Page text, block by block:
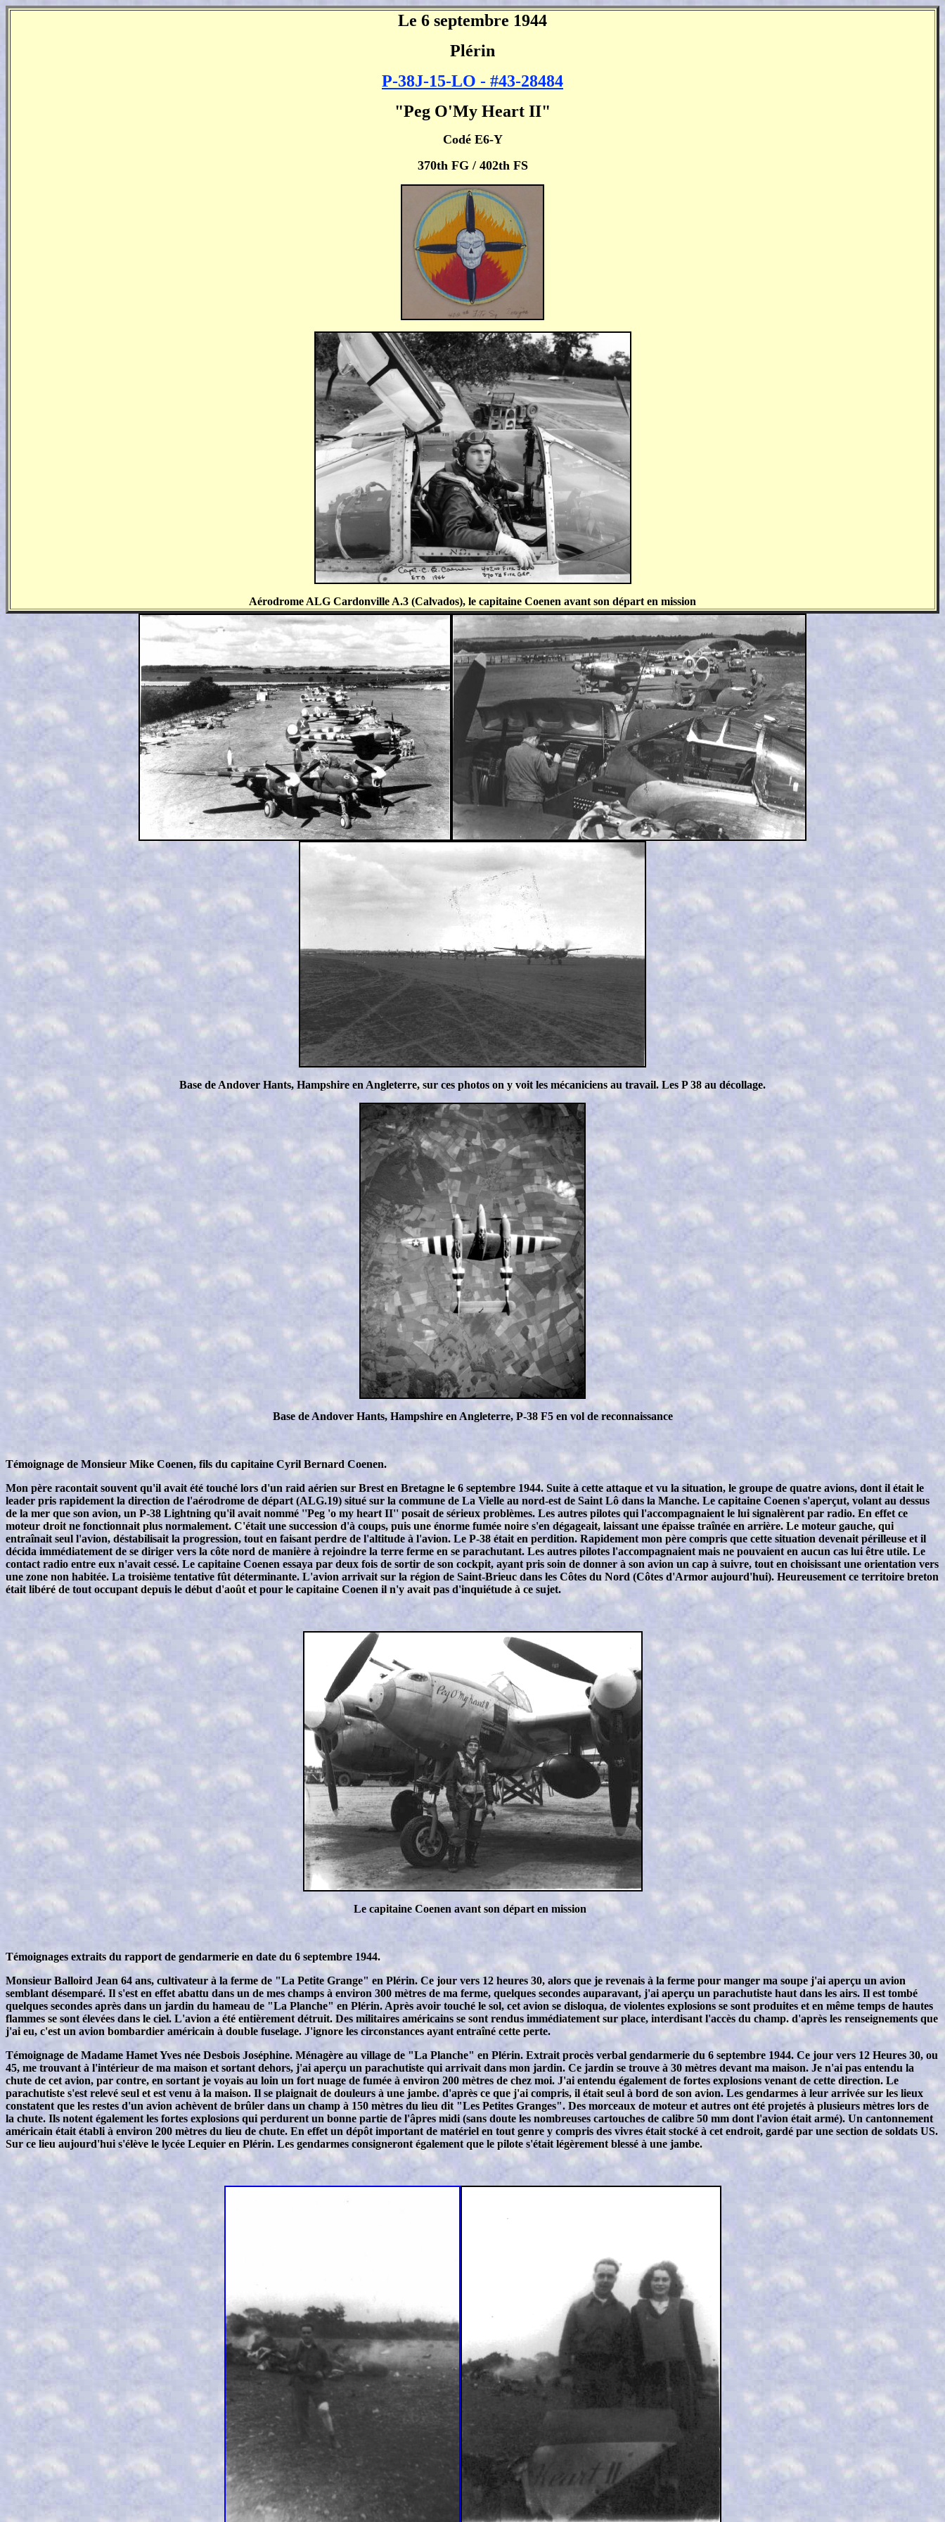
Le 6 septembre 1944
Plérin
P-38J-15-LO - #43-28484
"Peg O'My Heart II"
Codé E6-Y
370th FG / 402th FS
Aérodrome ALG Cardonville A.3 (Calvados), le capitaine Coenen avant son départ en mission
Base de Andover Hants, Hampshire en Angleterre, sur ces photos on y voit les mécaniciens au travail. Les P 38 au décollage.
Base de Andover Hants, Hampshire en Angleterre, P-38 F5 en vol de reconnaissance
Témoignage de Monsieur Mike Coenen, fils du capitaine Cyril Bernard Coenen.
Mon père racontait souvent qu'il avait été touché lors d'un raid aérien sur Brest en Bretagne le 6 septembre 1944. Suite à cette attaque et vu la situation, le groupe de quatre avions, dont il était le
leader pris rapidement la direction de l'aérodrome de départ (ALG.19) situé sur la commune de La Vielle au nord-est de Saint Lô dans la Manche. Le capitaine Coenen s'aperçut, volant au dessus
de la mer que son avion, un P-38 Lightning qu'il avait nommé ''Peg 'o my heart II'' posait de sérieux problèmes. Les autres pilotes qui l'accompagnaient le lui signalèrent par radio. En effet ce
moteur droit ne fonctionnait plus normalement. C'était une succession d'à coups, puis une énorme fumée noire s'en dégageait, laissant une épaisse traînée en arrière. Le moteur gauche, qui
entraînait seul l'avion, déstabilisait la progression, tout en faisant perdre de l'altitude à l'avion. Le P-38 était en perdition. Rapidement mon père compris que cette situation devenait périlleuse et il
décida immédiatement de se diriger vers la côte nord de manière à rejoindre la terre ferme en se parachutant. Les autres pilotes l'accompagnaient mais ne pouvaient en aucun cas lui être utile. Le
contact radio entre eux n'avait cessé. Le capitaine Coenen essaya par deux fois de sortir de son cockpit, ayant pris soin de donner à son avion un cap à suivre, tout en choisissant une orientation vers
une zone non habitée. La troisième tentative fût déterminante. L'avion arrivait sur la région de Saint-Brieuc dans les Côtes du Nord (Côtes d'Armor aujourd'hui). Heureusement ce territoire breton
était libéré de tout occupant depuis le début d'août et pour le capitaine Coenen il n'y avait pas d'inquiétude à ce sujet.
Le capitaine Coenen avant son départ en mission
Témoignages extraits du rapport de gendarmerie en date du 6 septembre 1944.
Monsieur Balloird Jean 64 ans, cultivateur à la ferme de "La Petite Grange" en Plérin. Ce jour vers 12 heures 30, alors que je revenais à la ferme pour manger ma soupe j'ai aperçu un avion
semblant désemparé. Il s'est en effet abattu dans un de mes champs à environ 300 mètres de ma ferme, quelques secondes auparavant, j'ai aperçu un parachutiste haut dans les airs. Il est tombé
quelques secondes après dans un jardin du hameau de "La Planche" en Plérin. Après avoir touché le sol, cet avion se disloqua, de violentes explosions se sont produites et en même temps de hautes
flammes se sont élevées dans le ciel. L'avion a été entièrement détruit. Des militaires américains se sont rendus immédiatement sur place, interdisant l'accès du champ. d'après les renseignements que
j'ai eu, c'est un avion bombardier américain à double fuselage. J'ignore les circonstances ayant entraîné cette perte.
Témoignage de Madame Hamet Yves née Desbois Joséphine. Ménagère au village de "La Planche" en Plérin. Extrait procès verbal gendarmerie du 6 septembre 1944. Ce jour vers 12 Heures 30, ou
45, me trouvant à l'intérieur de ma maison et sortant dehors, j'ai aperçu un parachutiste qui arrivait dans mon jardin. Ce jardin se trouve à 30 mètres devant ma maison. Je n'ai pas entendu la
chute de cet avion, par contre, en sortant je voyais au loin un fort nuage de fumée à environ 200 mètres de chez moi. J'ai entendu également de fortes explosions venant de cette direction. Le
parachutiste s'est relevé seul et est venu à la maison. Il se plaignait de douleurs à une jambe. d'après ce que j'ai compris, il était seul à bord de son avion. Les gendarmes à leur arrivée sur les lieux
constatent que les restes d'un avion achèvent de brûler dans un champ à 150 mètres du lieu dit "Les Petites Granges". Des morceaux de moteur et autres ont été projetés à plusieurs mètres lors de
la chute. Ils notent également les fortes explosions qui perdurent un bonne partie de l'âpres midi (sans doute les nombreuses cartouches de calibre 50 mm dont l'avion était armé). Un cantonnement
américain était établi à environ 200 mètres du lieu de chute. En effet un dépôt important de matériel en tout genre y compris des vivres était stocké à cet endroit, gardé par une section de soldats US.
Sur ce lieu aujourd'hui s'élève le lycée Lequier en Plérin. Les gendarmes consigneront également que le pilote s'était légèrement blessé à une jambe.